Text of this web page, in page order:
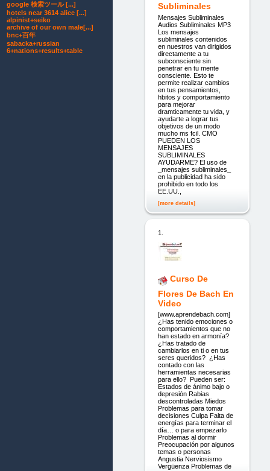
Subliminales
Mensajes Subliminales
Audios Subliminales MP3
Los mensajes
subliminales contenidos
en nuestros van dirigidos
directamente a tu
subconsciente sin
penetrar en tu mente
consciente. Esto te
permite realizar cambios
en tus pensamientos,
hbitos y comportamiento
para mejorar
dramticamente tu vida, y
ayudarte a lograr tus
objetivos de un modo
mucho ms fcil. CMO
PUEDEN LOS
MENSAJES
SUBLIMINALES
AYUDARME? El uso de
_mensajes subliminales_
en la publicidad ha sido
prohibido en todo los
EE.UU.,
[more details]
1.
Curso De
Flores De Bach En
Video
[www.aprendebach.com]
¿Has tenido emociones o
comportamientos que no
han estado en armonía?
¿Has tratado de
cambiarlos en ti o en tus
seres queridos? ¿Has
contado con las
herramientas necesarias
para ello? Pueden ser:
Estados de ánimo bajo o
depresión Rabias
descontroladas Miedos
Problemas para tomar
decisiones Culpa Falta de
energías para terminar el
día… o para empezarlo
Problemas al dormir
Preocupación por algunos
temas o personas
Angustia Nerviosismo
Vergüenza Problemas de
google 検索ツール [...]
hotels near 3614 alice [...]
alpinist+seiko
archive of our own male[...]
bnc+百年
sabacka+russian
6+nations+results+table